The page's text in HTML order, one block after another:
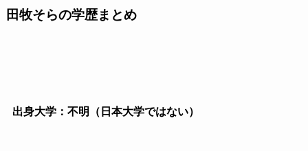
田牧そらの学歴まとめ
出身大学：不明（日本大学ではない）